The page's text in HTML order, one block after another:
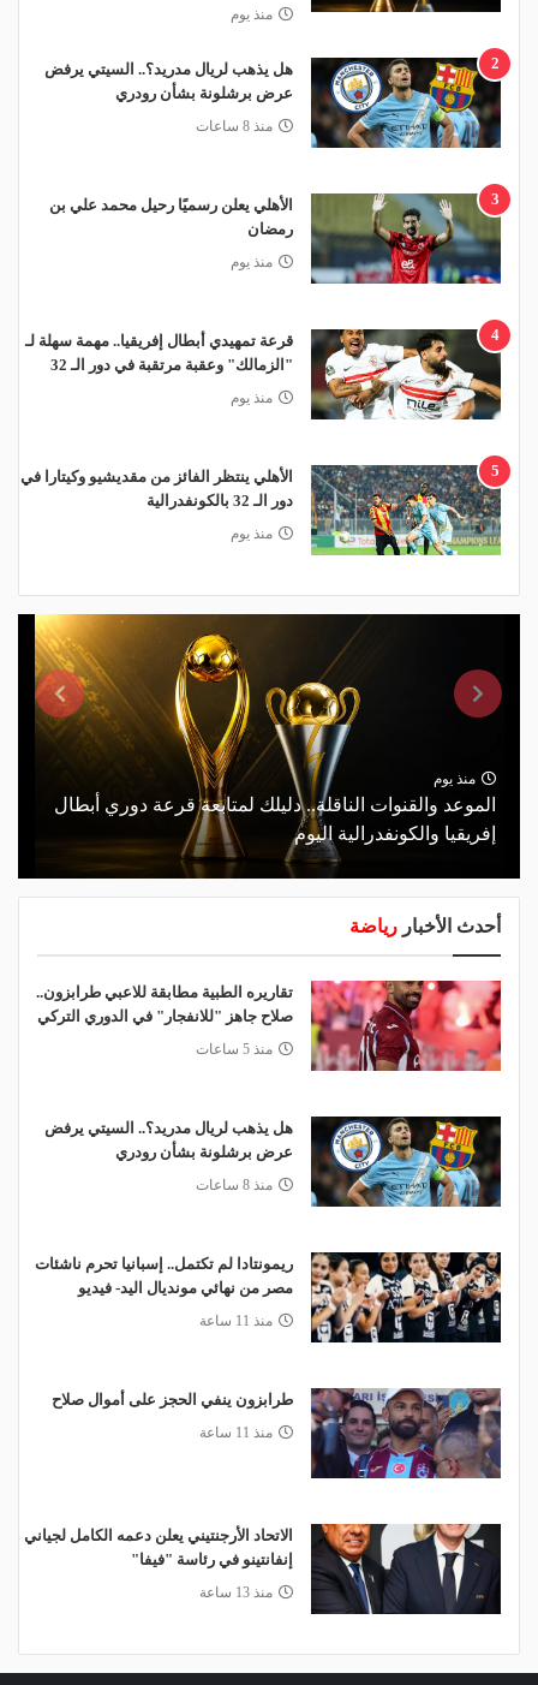
منذ يوم
2
هل يذهب لريال مدريد؟.. السيتي يرفض
عرض برشلونة بشأن رودري
منذ 8 ساعات
3
الأهلي يعلن رسميًا رحيل محمد علي بن
رمضان
منذ يوم
4
قرعة تمهيدي أبطال إفريقيا.. مهمة سهلة لـ
"الزمالك" وعقبة مرتقبة في دور الـ 32
منذ يوم
5
الأهلي ينتظر الفائز من مقديشيو وكيتارا في
دور الـ 32 بالكونفدرالية
منذ يوم
منذ يوم
الموعد والقنوات الناقلة.. دليلك لمتابعة قرعة دوري أبطال
إفريقيا والكونفدرالية اليوم
أحدث الأخبار رياضة
تقاريره الطبية مطابقة للاعبي طرابزون..
صلاح جاهز "للانفجار" في الدوري التركي
منذ 5 ساعات
هل يذهب لريال مدريد؟.. السيتي يرفض
عرض برشلونة بشأن رودري
منذ 8 ساعات
ريمونتادا لم تكتمل.. إسبانيا تحرم ناشئات
مصر من نهائي مونديال اليد- فيديو
منذ 11 ساعة
طرابزون ينفي الحجز على أموال صلاح
منذ 11 ساعة
الاتحاد الأرجنتيني يعلن دعمه الكامل لجياني
إنفانتينو في رئاسة "فيفا"
منذ 13 ساعة